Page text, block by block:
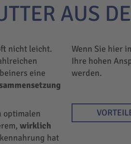
AUS
nicht leicht.
eine
optimalen
wirklich
hat
Wenn Sie hier
Ihre hohen
werden.